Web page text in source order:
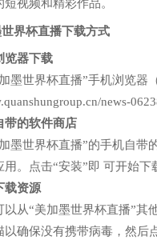
视频和精彩作品。
界杯直播下载方式
器下载
墨世界杯直播”手机浏览器
news-
的软件商店
墨世界杯直播”的手机自带
用。点击“安装”即 可开始下
资源
以从“美加墨世界杯直播”其
以确保没有携带病毒，然后